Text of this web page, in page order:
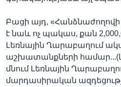
Բացի այդ,
է նաև ոչ պակաս, քան
Լեռնային Ղարաբաղում
աշխատանքների
մնում Լեռնային
մարդասիրական